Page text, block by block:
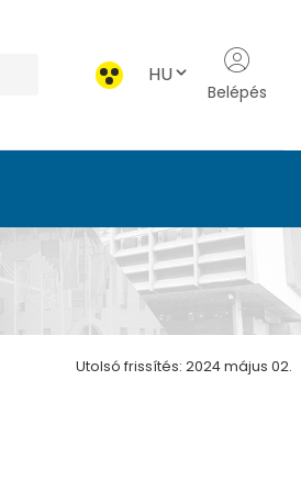
HU
Belépés
Utolsó frissítés: 2024 május 02.